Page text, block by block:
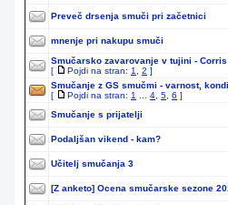
Preveč drsenja smuči pri začetnici
mnenje pri nakupu smuči
Smučarsko zavarovanje v tujini -
[
Pojdi na stran: 1 2 ]
Smučanje z GS smučmi - varnost,
[
Pojdi na stran: 1 4 5 6 ]
Smučanje s prijatelji
Podaljšan vikend - kam?
Učitelj smučanja 3
[Z anketo] Ocena smučarske sezone